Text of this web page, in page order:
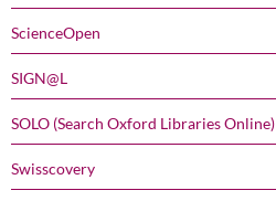
ScienceOpen
SIGN@L
SOLO (Search Oxford Libraries Online)
Swisscovery